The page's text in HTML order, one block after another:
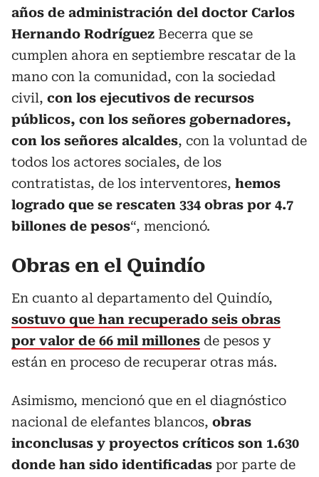
años de administración del doctor Carlos
Hernando Rodríguez Becerra que se
cumplen ahora en septiembre rescatar de la
mano con la comunidad, con la sociedad
civil, con los ejecutivos de recursos
públicos, con los señores gobernadores,
con los señores alcaldes, con la voluntad de
todos los actores sociales, de los
contratistas, de los interventores, hemos
logrado que se rescaten 334 obras por 4.7
billones de pesos“, mencionó.
Obras en el Quindío
En cuanto al departamento del Quindío,
sostuvo que han recuperado seis obras
por valor de 66 mil millones de pesos y
están en proceso de recuperar otras más.
Asimismo, mencionó que en el diagnóstico
nacional de elefantes blancos, obras
inconclusas y proyectos críticos son 1.630
donde han sido identificadas por parte de